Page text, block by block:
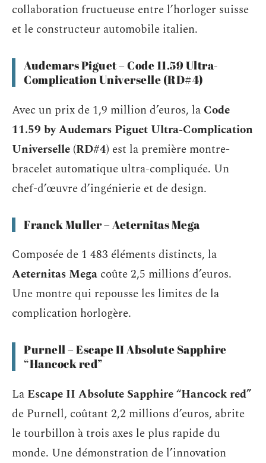
collaboration fructueuse entre l’horloger suisse
et le constructeur automobile italien.
Audemars Piguet – Code 11.59 Ultra-
Complication Universelle (RD#4)
Avec un prix de 1,9 million d’euros, la Code
11.59 by Audemars Piguet Ultra-Complication
Universelle (RD#4) est la première montre-
bracelet automatique ultra-compliquée. Un
chef-d’œuvre d’ingénierie et de design.
Franck Muller – Aeternitas Mega
Composée de 1 483 éléments distincts, la
Aeternitas Mega coûte 2,5 millions d’euros.
Une montre qui repousse les limites de la
complication horlogère.
Purnell – Escape II Absolute Sapphire
“Hancock red”
La Escape II Absolute Sapphire “Hancock red”
de Purnell, coûtant 2,2 millions d’euros, abrite
le tourbillon à trois axes le plus rapide du
monde. Une démonstration de l’innovation